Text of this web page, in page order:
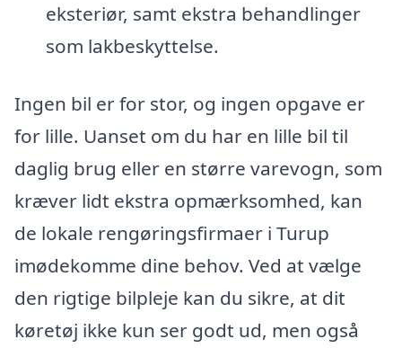
eksteriør, samt ekstra behandlinger
som lakbeskyttelse.
Ingen bil er for stor, og ingen opgave er
for lille. Uanset om du har en lille bil til
daglig brug eller en større varevogn, som
kræver lidt ekstra opmærksomhed, kan
de lokale rengøringsfirmaer i Turup
imødekomme dine behov. Ved at vælge
den rigtige bilpleje kan du sikre, at dit
køretøj ikke kun ser godt ud, men også